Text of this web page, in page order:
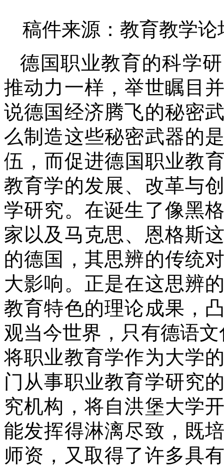
稿件来源：教育教学
德国职业教育的科学
推动力一样，举世瞩目
说德国经济腾飞的秘密
么制造这些秘密武器的
伍，而促进德国职业教
教育学的发展、改革与
学研究。在诞生了像黑
家以及马克思、恩格斯
的德国，其思辨的传统
大影响。正是在这思辨
教育特色的理论成果，
观当今世界，只有德语
将职业教育学作为大学
门从事职业教育学研究
究机构，将自洪堡大学
能发挥得淋漓尽致，既
师资，又取得了许多具